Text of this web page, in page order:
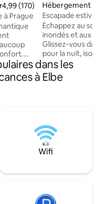
moyenne sur la
4,99 (170)
à Prague
et vous
le
vous
de l'eau.
Hébergement ⋅
Escapade
à Kreuzberg
Échappez au
inondés et aux
Glissez-vous
pour la nuit, isolé
l'été. Plongez
bouillonnantes
1,80 x 1,80 m. 75 m² d'intimité absolue
expérience cinq
cocon design
douche à effet
détente, d'une
dans les
à Elbe
Wifi